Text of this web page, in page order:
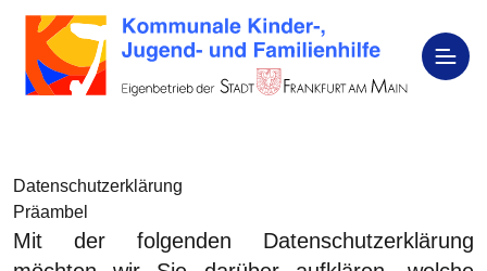
Datenschutzerklärung
Präambel
Mit der folgenden Datenschutzerklärung